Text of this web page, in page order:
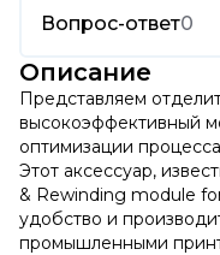
Вопрос-ответ0
Описание
Представляем
высокоэффективный
оптимизации
Этот аксессуар,
& Rewinding module
удобство и
промышленными